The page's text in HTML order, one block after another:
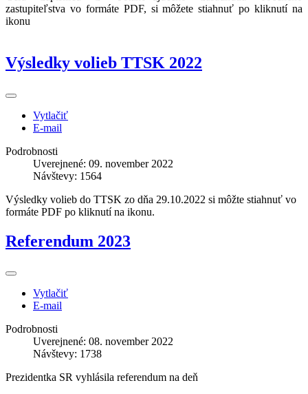
zastupiteľstva vo formáte PDF, si môžete stiahnuť po kliknutí na
ikonu
Výsledky volieb TTSK 2022
Vytlačiť
E-mail
Podrobnosti
Uverejnené: 09. november 2022
Návštevy: 1564
Výsledky volieb do TTSK zo dňa 29.10.2022 si môžte stiahnuť vo
formáte PDF po kliknutí na ikonu.
Referendum 2023
Vytlačiť
E-mail
Podrobnosti
Uverejnené: 08. november 2022
Návštevy: 1738
Prezidentka SR vyhlásila referendum na deň